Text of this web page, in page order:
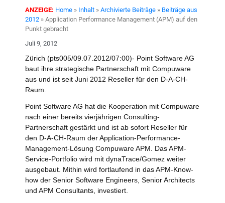
ANZEIGE: Home » Inhalt » Archivierte Beiträge » Beiträge aus
2012 » Application Performance Management (APM) auf den
Punkt gebracht
Juli 9, 2012
Zürich (pts005/09.07.2012/07:00)- Point Software AG
baut ihre strategische Partnerschaft mit Compuware
aus und ist seit Juni 2012 Reseller für den D-A-CH-
Raum.
Point Software AG hat die Kooperation mit Compuware
nach einer bereits vierjährigen Consulting-
Partnerschaft gestärkt und ist ab sofort Reseller für
den D-A-CH-Raum der Application-Performance-
Management-Lösung Compuware APM. Das APM-
Service-Portfolio wird mit dynaTrace/Gomez weiter
ausgebaut. Mithin wird fortlaufend in das APM-Know-
how der Senior Software Engineers, Senior Architects
und APM Consultants, investiert.